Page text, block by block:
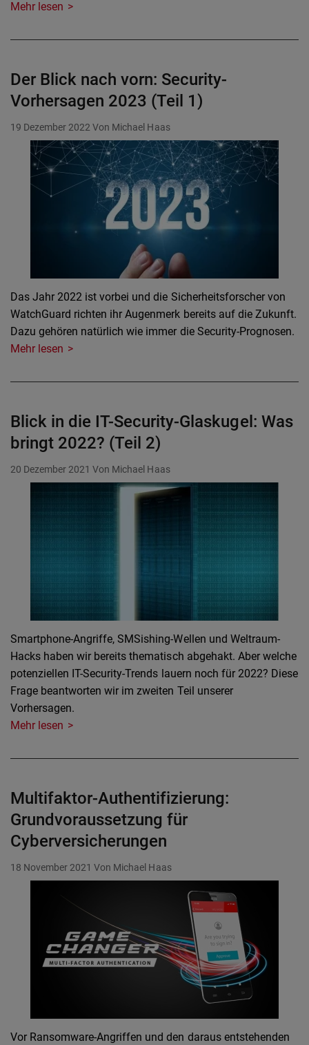
Mehr lesen
Der Blick nach vorn: Security-
Vorhersagen 2023 (Teil 1)
19 Dezember 2022 Von Michael Haas
Das Jahr 2022 ist vorbei und die Sicherheitsforscher von
WatchGuard richten ihr Augenmerk bereits auf die Zukunft.
Dazu gehören natürlich wie immer die Security-Prognosen.
Mehr lesen
Blick in die IT-Security-Glaskugel: Was
bringt 2022? (Teil 2)
20 Dezember 2021 Von Michael Haas
Smartphone-Angriffe, SMSishing-Wellen und Weltraum-
Hacks haben wir bereits thematisch abgehakt. Aber welche
potenziellen IT-Security-Trends lauern noch für 2022? Diese
Frage beantworten wir im zweiten Teil unserer
Vorhersagen.
Mehr lesen
Multifaktor-Authentifizierung:
Grundvoraussetzung für
Cyberversicherungen
18 November 2021 Von Michael Haas
Vor Ransomware-Angriffen und den daraus entstehenden